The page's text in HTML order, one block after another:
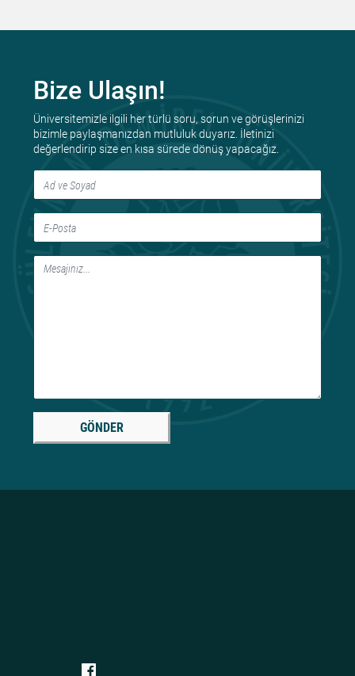
Bize Ulaşın!
Üniversitemizle ilgili her türlü soru, sorun ve görüşlerinizi
bizimle paylaşmanızdan mutluluk duyarız. İletinizi
değerlendirip size en kısa sürede dönüş yapacağız.
GÖNDER